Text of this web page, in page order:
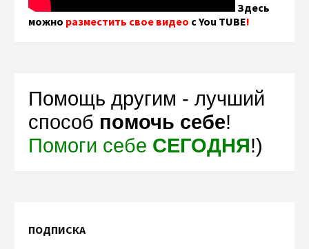
Здесь
можно разместить свое видео с You TUBE!
Помощь другим - лучший
способ помочь себе!
Помоги себе СЕГОДНЯ!)
ПОДПИСКА